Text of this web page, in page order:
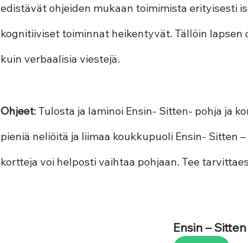
edistävät ohjeiden mukaan toimimista erityisesti
kognitiiviset toiminnat heikentyvät. Tällöin lapsen
kuin verbaalisia viestejä.
Ohjeet: Tulosta ja laminoi Ensin- Sitten- pohja ja
pieniä neliöitä ja liimaa koukkupuoli Ensin- Sitten
kortteja voi helposti vaihtaa pohjaan. Tee
Ensin –